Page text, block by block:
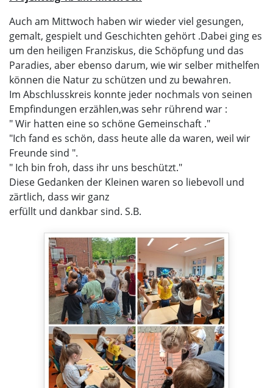
Auch am Mittwoch haben wir wieder viel gesungen,
gemalt, gespielt und Geschichten gehört .Dabei ging es
um den heiligen Franziskus, die Schöpfung und das
Paradies, aber ebenso darum, wie wir selber mithelfen
können die Natur zu schützen und zu bewahren.
Im Abschlusskreis konnte jeder nochmals von seinen
Empfindungen erzählen,was sehr rührend war :
" Wir hatten eine so schöne Gemeinschaft ."
"Ich fand es schön, dass heute alle da waren, weil wir
Freunde sind ".
" Ich bin froh, dass ihr uns beschützt."
Diese Gedanken der Kleinen waren so liebevoll und
zärtlich, dass wir ganz
erfüllt und dankbar sind. S.B.